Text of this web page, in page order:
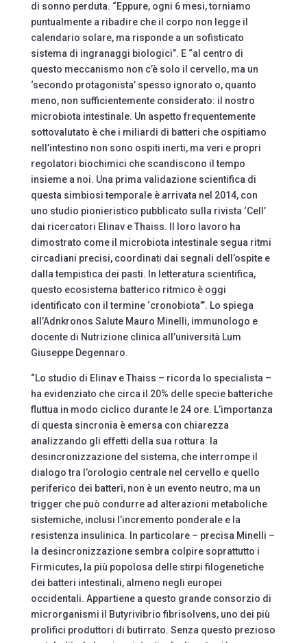
di sonno perduta. “Eppure, ogni 6 mesi, torniamo
puntualmente a ribadire che il corpo non legge il
calendario solare, ma risponde a un sofisticato
sistema di ingranaggi biologici”. E “al centro di
questo meccanismo non c’è solo il cervello, ma un
‘secondo protagonista’ spesso ignorato o, quanto
meno, non sufficientemente considerato: il nostro
microbiota intestinale. Un aspetto frequentemente
sottovalutato è che i miliardi di batteri che ospitiamo
nell’intestino non sono ospiti inerti, ma veri e propri
regolatori biochimici che scandiscono il tempo
insieme a noi. Una prima validazione scientifica di
questa simbiosi temporale è arrivata nel 2014, con
uno studio pionieristico pubblicato sulla rivista ‘Cell’
dai ricercatori Elinav e Thaiss. Il loro lavoro ha
dimostrato come il microbiota intestinale segua ritmi
circadiani precisi, coordinati dai segnali dell’ospite e
dalla tempistica dei pasti. In letteratura scientifica,
questo ecosistema batterico ritmico è oggi
identificato con il termine ‘cronobiota’”. Lo spiega
all’Adnkronos Salute Mauro Minelli, immunologo e
docente di Nutrizione clinica all’università Lum
Giuseppe Degennaro.
“Lo studio di Elinav e Thaiss – ricorda lo specialista –
ha evidenziato che circa il 20% delle specie batteriche
fluttua in modo ciclico durante le 24 ore. L’importanza
di questa sincronia è emersa con chiarezza
analizzando gli effetti della sua rottura: la
desincronizzazione del sistema, che interrompe il
dialogo tra l’orologio centrale nel cervello e quello
periferico dei batteri, non è un evento neutro, ma un
trigger che può condurre ad alterazioni metaboliche
sistemiche, inclusi l’incremento ponderale e la
resistenza insulinica. In particolare – precisa Minelli –
la desincronizzazione sembra colpire soprattutto i
Firmicutes, la più popolosa delle stirpi filogenetiche
dei batteri intestinali, almeno negli europei
occidentali. Appartiene a questo grande consorzio di
microrganismi il Butyrivibrio fibrisolvens, uno dei più
prolifici produttori di butirrato. Senza questo prezioso